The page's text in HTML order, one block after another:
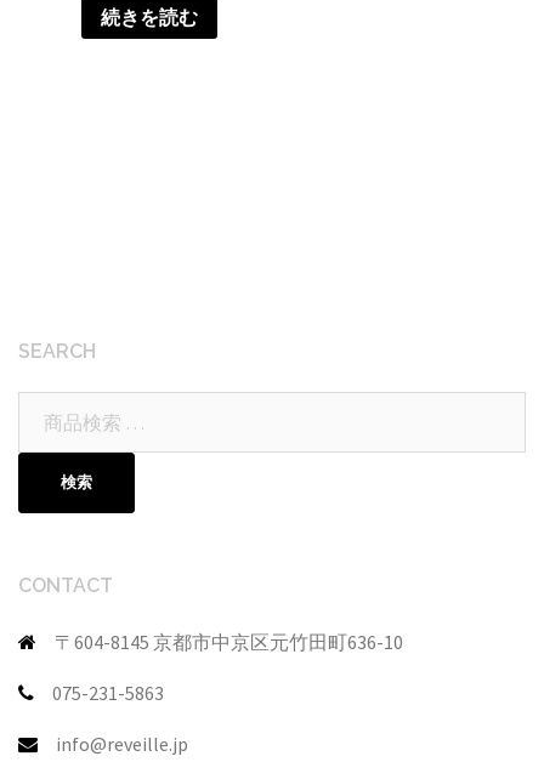
続きを読む
SEARCH
象:
検索
CONTACT
〒604-8145 京都市中京区元竹田町636-10
075-231-5863
info@reveille.jp